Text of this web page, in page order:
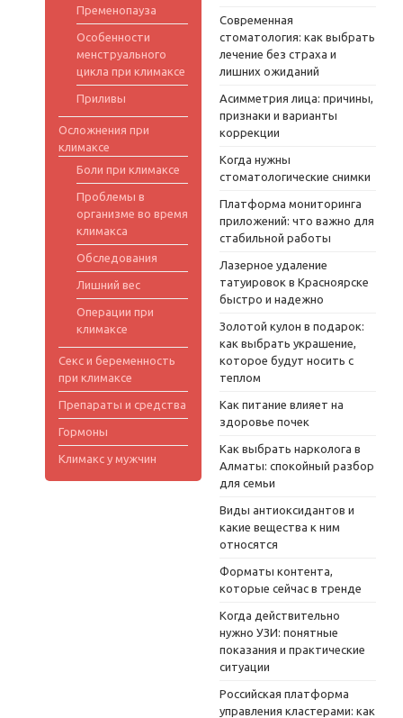
Пременопауза
Особенности
менструального
цикла при климаксе
Приливы
Осложнения при
климаксе
Боли при климаксе
Проблемы в
организме во время
климакса
Обследования
Лишний вес
Операции при
климаксе
Секс и беременность
при климаксе
Препараты и средства
Гормоны
Климакс у мужчин
Современная
стоматология: как выбрать
лечение без страха и
лишних ожиданий
Асимметрия лица: причины,
признаки и варианты
коррекции
Когда нужны
стоматологические снимки
Платформа мониторинга
приложений: что важно для
стабильной работы
Лазерное удаление
татуировок в Красноярске
быстро и надежно
Золотой кулон в подарок:
как выбрать украшение,
которое будут носить с
теплом
Как питание влияет на
здоровье почек
Как выбрать нарколога в
Алматы: спокойный разбор
для семьи
Виды антиоксидантов и
какие вещества к ним
относятся
Форматы контента,
которые сейчас в тренде
Когда действительно
нужно УЗИ: понятные
показания и практические
ситуации
Российская платформа
управления кластерами: как